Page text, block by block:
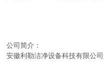
公司简介：
安徽利勒洁净设备科技有限公司